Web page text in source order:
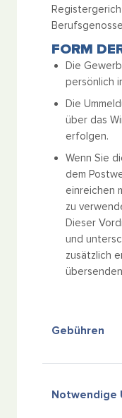
FORM
Die
persönlich
Die
über das
erfolgen.
Wenn Sie
dem
einreichen
zu
Dieser
und
zusätzlich
Gebühren
Notwendige